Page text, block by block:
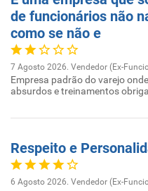
de funcionários não
como se não e
7 Agosto 2026. Vendedor (Ex-
Empresa padrão do varejo
absurdos e treinamentos
Respeito e
6 Agosto 2026. Vendedor (Ex-